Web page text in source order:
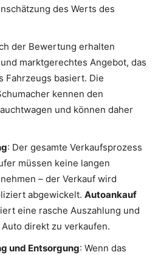
des Werts des
der Bewertung erhalten
marktgerechtes Angebot, das
Fahrzeugs basiert. Die
kennen den
und können daher
: Der gesamte Verkaufsprozess
müssen keine langen
– der Verkauf wird
abgewickelt. Autoankauf
eine rasche Auszahlung und
direkt zu verkaufen.
und Entsorgung: Wenn das